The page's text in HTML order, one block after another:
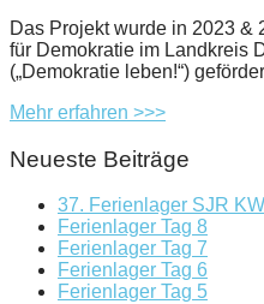
Das Projekt wurde in 2023 &
für Demokratie im Landkreis
(„Demokratie leben!“)
Mehr erfahren >>>
Neueste Beiträge
37. Ferienlager SJR KW
Ferienlager Tag 8
Ferienlager Tag 7
Ferienlager Tag 6
Ferienlager Tag 5